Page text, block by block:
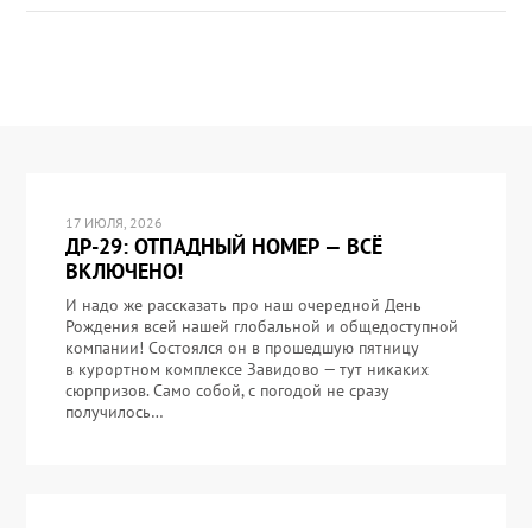
17 ИЮЛЯ, 2026
ДР-29: ОТПАДНЫЙ НОМЕР — ВСЁ
ВКЛЮЧЕНО!
И надо же рассказать про наш очередной День
Рождения всей нашей глобальной и общедоступной
компании! Состоялся он в прошедшую пятницу
в курортном комплексе Завидово — тут никаких
сюрпризов. Само собой, с погодой не сразу
получилось…